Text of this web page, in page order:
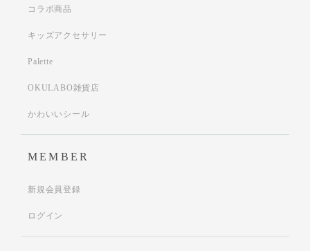
コラボ商品
キッズアクセサリー
Palette
OKULABO雑貨店
かわいいシール
MEMBER
新規会員登録
ログイン